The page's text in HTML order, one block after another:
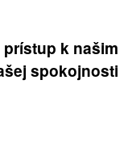
k našim
spokojnosti